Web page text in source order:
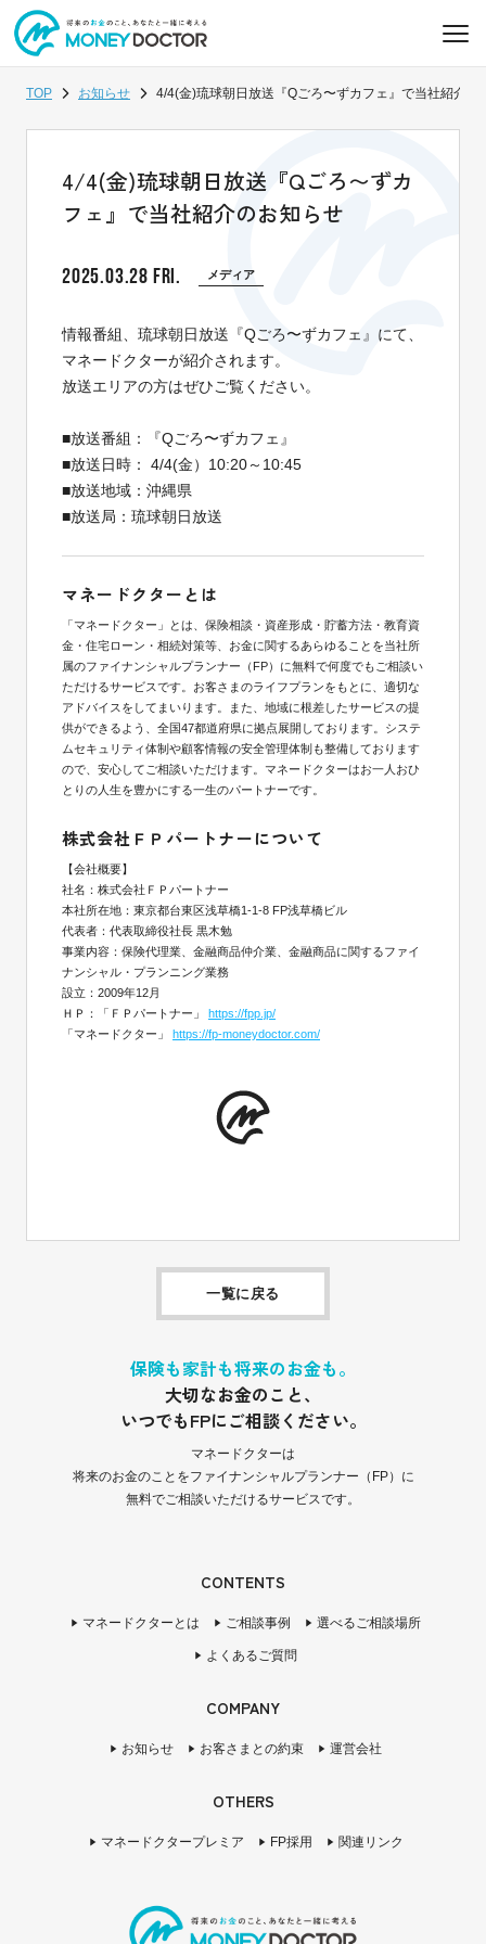
TOP お知らせ 4/4(金)琉球朝日放送『Qごろ〜ずカフェ』で当社紹介の
4/4(金)琉球朝日放送『Qごろ〜ずカ
フェ』で当社紹介のお知らせ
2025.03.28 FRI. メディア
情報番組、琉球朝日放送『Qごろ〜ずカフェ』にて、
マネードクターが紹介されます。
放送エリアの方はぜひご覧ください。
■放送番組：『Qごろ〜ずカフェ』
■放送日時： 4/4(金）10:20～10:45
■放送地域：沖縄県
■放送局：琉球朝日放送
マネードクターとは
「マネードクター」とは、保険相談・資産形成・貯蓄方法・教育資
金・住宅ローン・相続対策等、お金に関するあらゆることを当社所
属のファイナンシャルプランナー（FP）に無料で何度でもご相談い
ただけるサービスです。お客さまのライフプランをもとに、適切な
アドバイスをしてまいります。また、地域に根差したサービスの提
供ができるよう、全国47都道府県に拠点展開しております。システ
ムセキュリティ体制や顧客情報の安全管理体制も整備しております
ので、安心してご相談いただけます。マネードクターはお一人おひ
とりの人生を豊かにする一生のパートナーです。
株式会社ＦＰパートナーについて
【会社概要】
社名：株式会社ＦＰパートナー
本社所在地：東京都台東区浅草橋1-1-8 FP浅草橋ビル
代表者：代表取締役社長 黒木勉
事業内容：保険代理業、金融商品仲介業、金融商品に関するファイ
ナンシャル・プランニング業務
設立：2009年12月
ＨＰ：「ＦＰパートナー」 https://fpp.jp/
「マネードクター」 https://fp-moneydoctor.com/
一覧に戻る
保険も家計も将来のお金も。
大切なお金のこと、
いつでもFPにご相談ください。
マネードクターは
将来のお金のことをファイナンシャルプランナー（FP）に
無料でご相談いただけるサービスです。
CONTENTS
マネードクターとは ご相談事例 選べるご相談場所
よくあるご質問
COMPANY
お知らせ お客さまとの約束 運営会社
OTHERS
マネードクタープレミア FP採用 関連リンク